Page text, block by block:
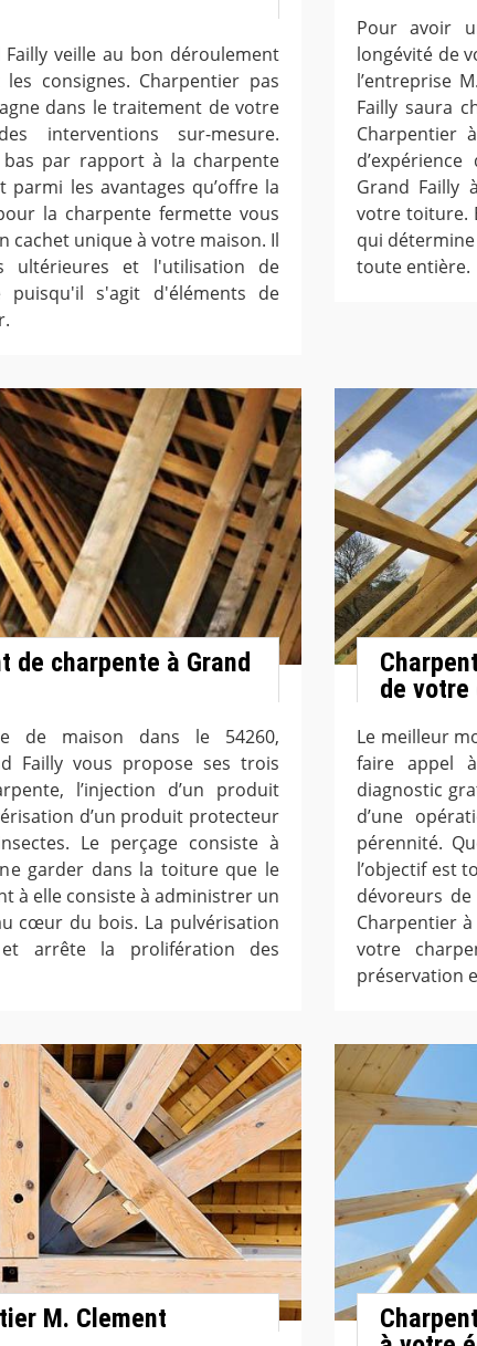
veille au bon déroulement
consignes. Charpentier pas
dans le traitement de votre
interventions sur-mesure.
par rapport à la charpente
les avantages qu’offre la
la charpente fermette vous
cachet unique à votre maison. Il
ultérieures et l'utilisation de
puisqu'il s'agit d'éléments de
Pour avoir
longévité de
l’entreprise
Failly saura
Charpentier
Grand Failly
votre toiture.
qui
toute entière.
de charpente à Grand
de maison dans le 54260,
Failly vous propose ses trois
l’injection d’un produit
d’un produit protecteur
Le perçage consiste à
garder dans la toiture que le
à elle consiste à administrer un
cœur du bois. La pulvérisation
et arrête la prolifération des
de votre
Le meilleur
faire appel
diagnostic
d’une
pérennité.
l’objectif est
dévoreurs
Charpentier
votre
préservation
M. Clement